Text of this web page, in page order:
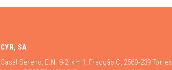
CYR, SA
Casal Sereno, E.N. 8-2, km 1, Fracção C, 2560-239 Torres